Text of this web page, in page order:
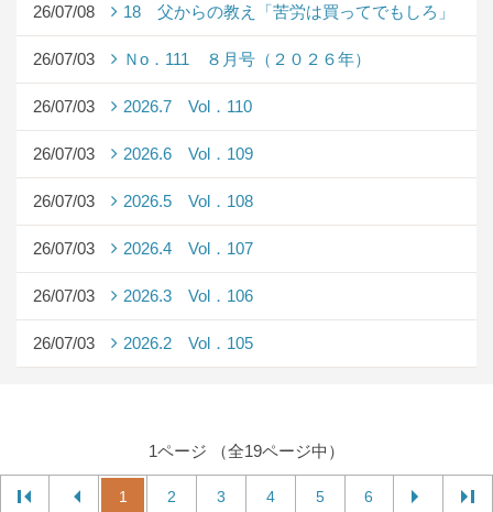
26/07/08 18 父からの教え「苦労は買ってでもしろ」
26/07/03 Ｎo．111 ８月号（２０２６年）
26/07/03 2026.7 Vol．110
26/07/03 2026.6 Vol．109
26/07/03 2026.5 Vol．108
26/07/03 2026.4 Vol．107
26/07/03 2026.3 Vol．106
26/07/03 2026.2 Vol．105
1ページ （全19ページ中）
1 2 3 4 5 6